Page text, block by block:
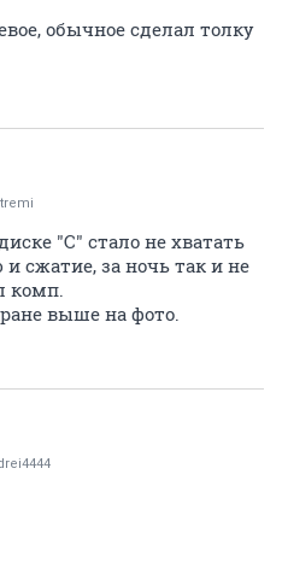
обычное сделал толку
"С" стало не хватать
сжатие, за ночь так и не
комп.
выше на фото.